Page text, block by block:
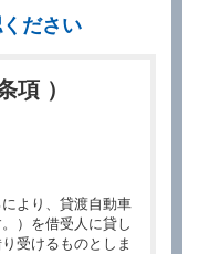
ださい
項 ）
より、貸渡自動車
）を借受人に貸し
受けるものとしま